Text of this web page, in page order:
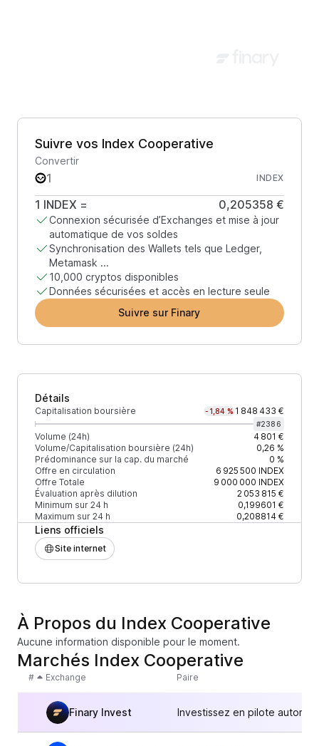
Suivre vos Index Cooperative
Convertir
INDEX
1 INDEX = 0,205358 €
Connexion sécurisée d’Exchanges et mise à jour
automatique de vos soldes
Synchronisation des Wallets tels que Ledger,
Metamask ...
10,000 cryptos disponibles
Données sécurisées et accès en lecture seule
Suivre sur Finary
Détails
Capitalisation boursière -1,84 % 1 848 433 €
#2386
Volume (24h)
4 801 €
Volume/Capitalisation boursière (24h)
0,26 %
Prédominance sur la cap. du marché
0 %
Offre en circulation
6 925 500 INDEX
Offre Totale
9 000 000 INDEX
Évaluation après dilution
2 053 815 €
Minimum sur 24 h
0,199601 €
Maximum sur 24 h
0,208814 €
Liens officiels
Site internet
À Propos du Index Cooperative
Aucune information disponible pour le moment.
Marchés Index Cooperative
# Exchange Paire
Finary Invest Investissez en pilote